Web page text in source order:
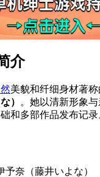
介
美貌和纤细身材著
）
。她以清新形象
和多部作品发布记录
予奈（藤井いよな）